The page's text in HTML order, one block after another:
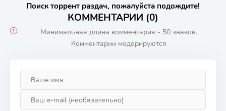
Поиск торрент раздач, пожалуйста подождите!
КОММЕНТАРИИ (0)
Минимальная длина комментария - 50 знаков.
Комментарии модерируются